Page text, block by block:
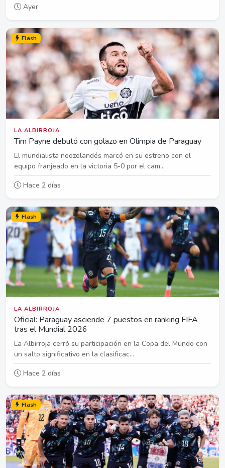
Ayer
Flash
LA ALBIRROJA
Tim Payne debutó con golazo en Olimpia de Paraguay
El mundialista neozelandés marcó en su estreno con el
equipo franjeado en la victoria 5-0 por el cam...
Hace 2 días
Flash
LA ALBIRROJA
Oficial: Paraguay asciende 7 puestos en ranking FIFA
tras el Mundial 2026
La Albirroja cerró su participación en la Copa del Mundo con
un salto significativo en la clasificac...
Hace 2 días
Flash